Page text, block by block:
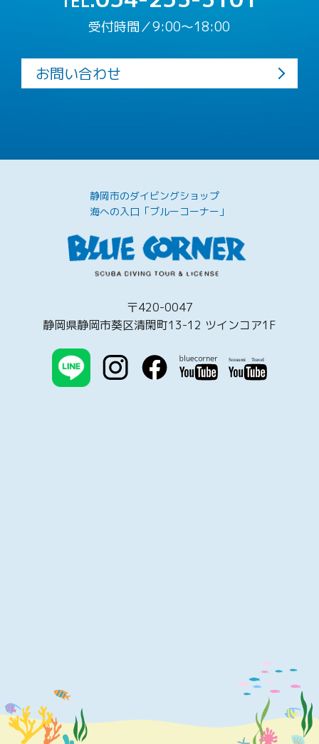
受付時間／9:00〜18:00
お問い合わせ
静岡市のダイビングショップ
海への入口「ブルーコーナー」
〒420-0047
静岡県静岡市葵区清閑町13-12 ツインコア1F